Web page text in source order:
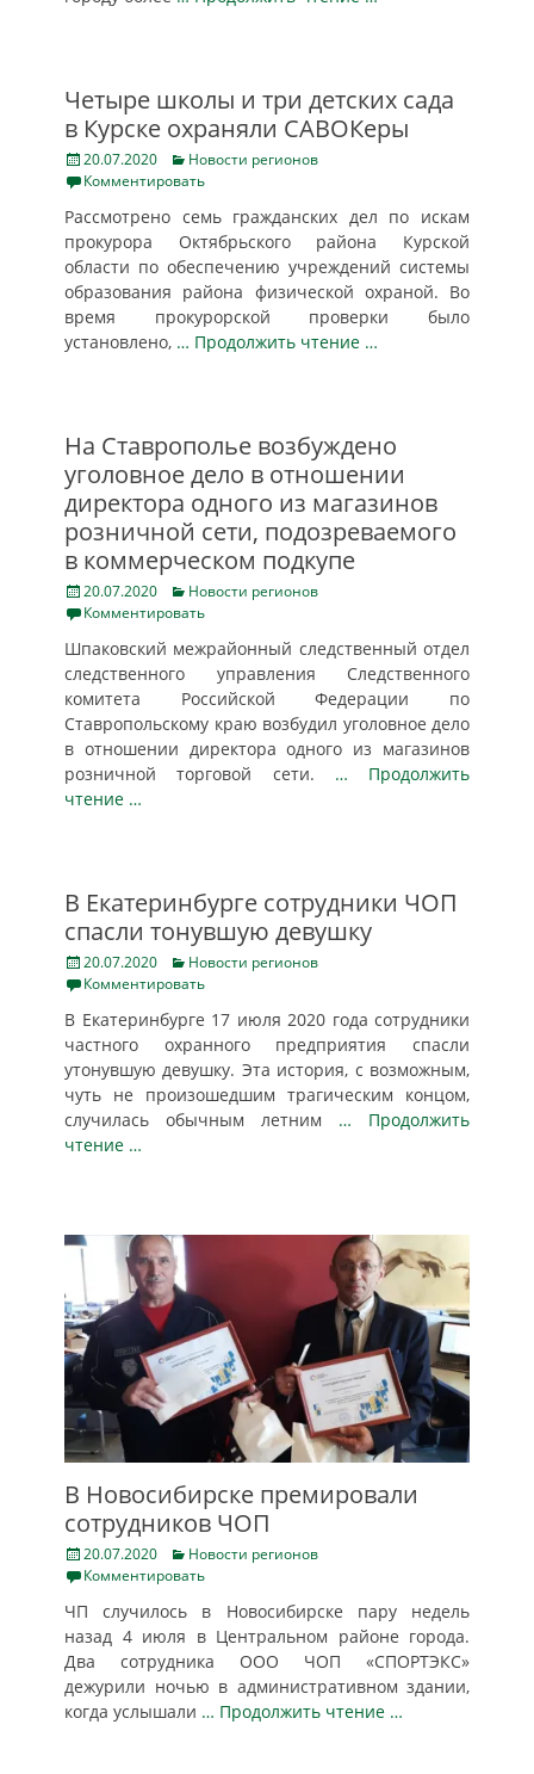
Четыре школы и три детских сада
в Курске охраняли САВОКеры
Posted
on
20.07.2020 Categories
Новости регионов
Комментировать
Рассмотрено семь гражданских дел по искам
прокурора Октябрьского района Курской
области по обеспечению учреждений системы
образования района физической охраной. Во
время прокурорской проверки было
установлено, … Продолжить чтение …
На Ставрополье возбуждено
уголовное дело в отношении
директора одного из магазинов
розничной сети, подозреваемого
в коммерческом подкупе
Posted
on
20.07.2020 Categories
Новости регионов
Комментировать
Шпаковский межрайонный следственный отдел
следственного управления Следственного
комитета Российской Федерации по
Ставропольскому краю возбудил уголовное дело
в отношении директора одного из магазинов
розничной торговой сети. … Продолжить
чтение …
В Екатеринбурге сотрудники ЧОП
спасли тонувшую девушку
Posted
on
20.07.2020 Categories
Новости регионов
Комментировать
В Екатеринбурге 17 июля 2020 года сотрудники
частного охранного предприятия спасли
утонувшую девушку. Эта история, с возможным,
чуть не произошедшим трагическим концом,
случилась обычным летним … Продолжить
чтение …
В Новосибирске премировали
сотрудников ЧОП
Posted
on
20.07.2020 Categories
Новости регионов
Комментировать
ЧП случилось в Новосибирске пару недель
назад 4 июля в Центральном районе города.
Два сотрудника ООО ЧОП «СПОРТЭКС»
дежурили ночью в административном здании,
когда услышали … Продолжить чтение …